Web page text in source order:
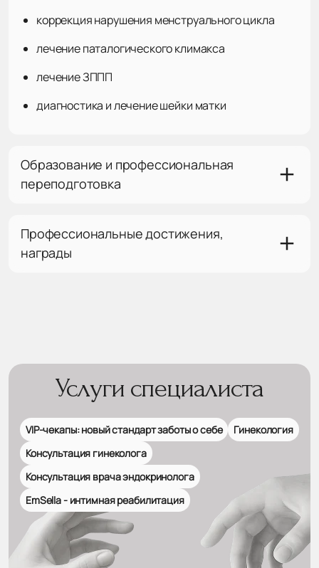
коррекция нарушения менструального цикла
лечение паталогического климакса
лечение ЗППП
диагностика и лечение шейки матки
Образование и профессиональная
переподготовка
Профессиональные достижения,
награды
Услуги специалиста
VIP-чекапы: новый стандарт заботы о себе
Гинекология
Консультация гинеколога
Консультация врача эндокринолога
EmSella - интимная реабилитация